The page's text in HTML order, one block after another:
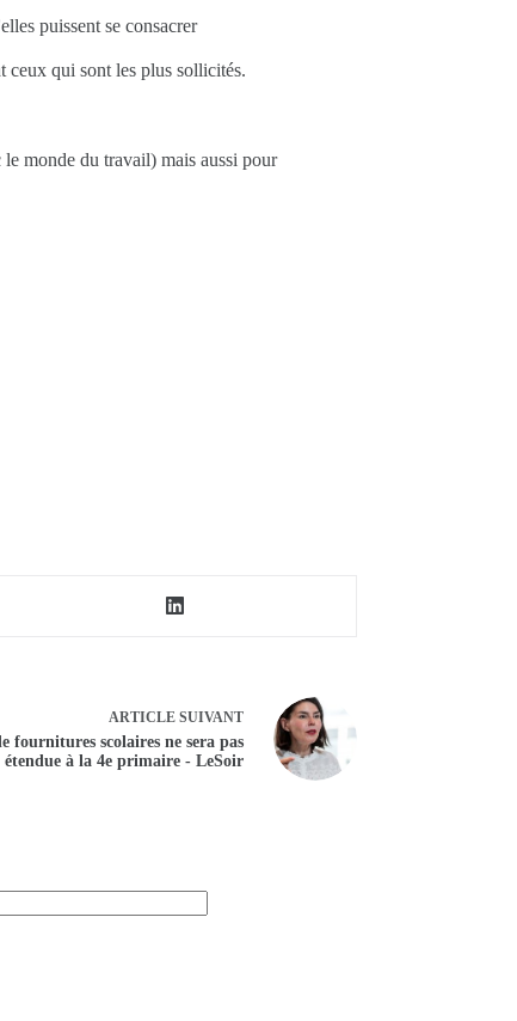
puissent se consacrer
ceux qui sont les plus sollicités.
monde du travail) mais aussi pour
ARTICLESUIVANT
fournitures scolaires ne sera pas
étendue à la 4e primaire - LeSoir